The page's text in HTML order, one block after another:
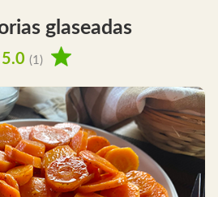
glaseadas
5.0 (1)